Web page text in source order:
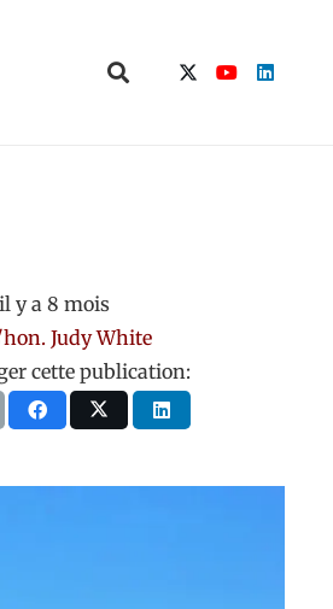
il y a 8 mois
Judy White
cette publication: